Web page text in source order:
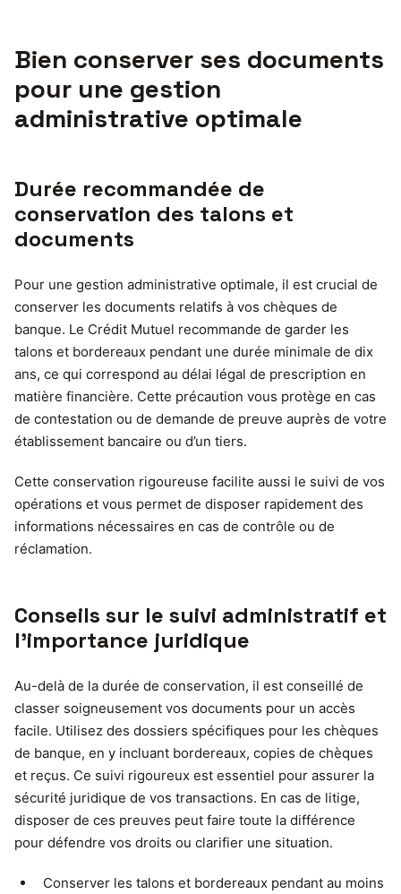
Bien conserver ses documents
pour une gestion
administrative optimale
Durée recommandée de
conservation des talons et
documents
Pour une gestion administrative optimale, il est crucial de
conserver les documents relatifs à vos chèques de
banque. Le Crédit Mutuel recommande de garder les
talons et bordereaux pendant une durée minimale de dix
ans, ce qui correspond au délai légal de prescription en
matière financière. Cette précaution vous protège en cas
de contestation ou de demande de preuve auprès de votre
établissement bancaire ou d’un tiers.
Cette conservation rigoureuse facilite aussi le suivi de vos
opérations et vous permet de disposer rapidement des
informations nécessaires en cas de contrôle ou de
réclamation.
Conseils sur le suivi administratif et
l’importance juridique
Au-delà de la durée de conservation, il est conseillé de
classer soigneusement vos documents pour un accès
facile. Utilisez des dossiers spécifiques pour les chèques
de banque, en y incluant bordereaux, copies de chèques
et reçus. Ce suivi rigoureux est essentiel pour assurer la
sécurité juridique de vos transactions. En cas de litige,
disposer de ces preuves peut faire toute la différence
pour défendre vos droits ou clarifier une situation.
Conserver les talons et bordereaux pendant au moins